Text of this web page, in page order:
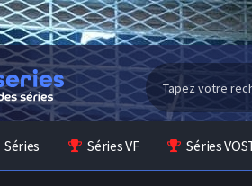
Séries Séries VF Séries